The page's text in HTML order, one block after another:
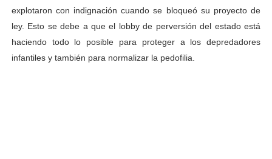
explotaron con indignación cuando se bloqueó su proyecto de
ley. Esto se debe a que el lobby de perversión del estado está
haciendo todo lo posible para proteger a los depredadores
infantiles y también para normalizar la pedofilia.